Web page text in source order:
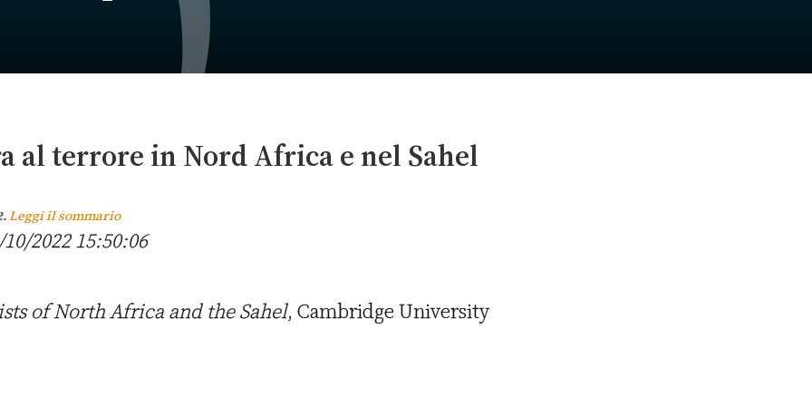
terrore in Nord Africa e nel Sahel
Leggi il sommario
2022 15:50:06
of North Africa and the Sahel, Cambridge University